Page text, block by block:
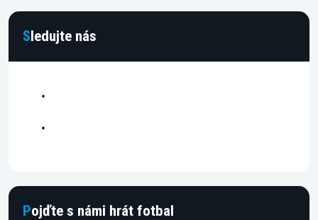
Sledujte nás
Pojďte s námi hrát fotbal